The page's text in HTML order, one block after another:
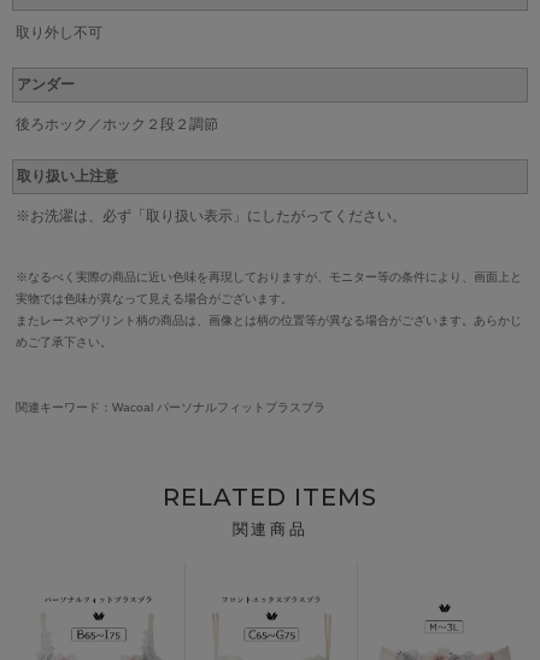
取り外し不可
アンダー
後ろホック／ホック２段２調節
取り扱い上注意
※お洗濯は、必ず「取り扱い表示」にしたがってください。
※なるべく実際の商品に近い色味を再現しておりますが、モニター等の条件により、画面上と
実物では色味が異なって見える場合がございます。
またレースやプリント柄の商品は、画像とは柄の位置等が異なる場合がございます。あらかじ
めご了承下さい。
関連キーワード：Wacoal パーソナルフィットプラスブラ
RELATED ITEMS
関連商品